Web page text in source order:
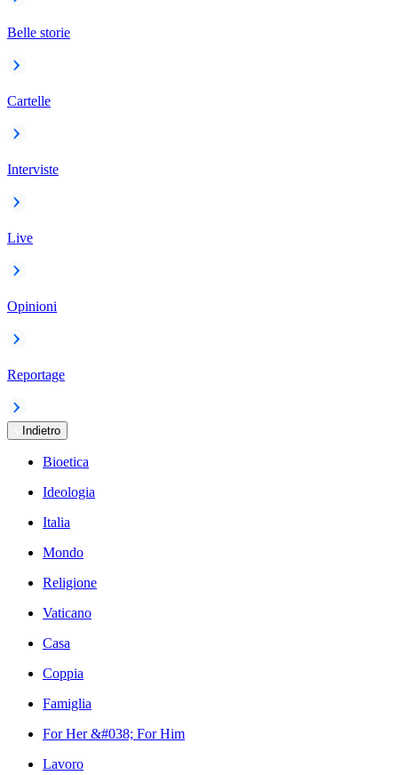
Belle storie
Cartelle
Interviste
Live
Opinioni
Reportage
Indietro
Bioetica
Ideologia
Italia
Mondo
Religione
Vaticano
Casa
Coppia
Famiglia
For Her &#038; For Him
Lavoro